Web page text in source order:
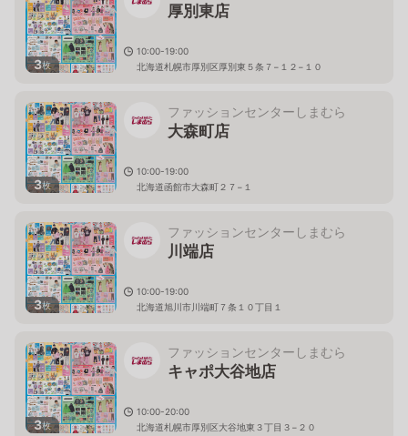
3枚
厚別東店
10:00-19:00
北海道札幌市厚別区厚別東５条７−１２−１０
3枚
ファッションセンターしまむら
大森町店
10:00-19:00
北海道函館市大森町２７−１
3枚
ファッションセンターしまむら
川端店
10:00-19:00
北海道旭川市川端町７条１０丁目１
3枚
ファッションセンターしまむら
キャポ大谷地店
10:00-20:00
北海道札幌市厚別区大谷地東３丁目３−２０